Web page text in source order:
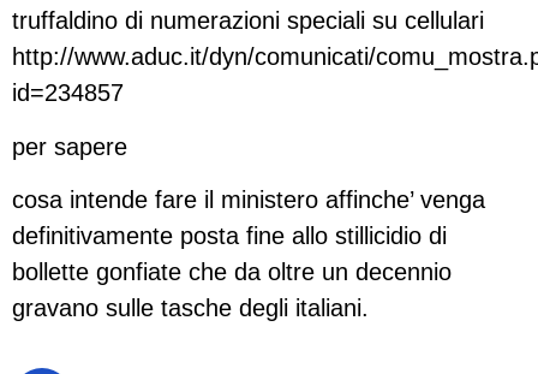
truffaldino di numerazioni speciali su cellulari
http://www.aduc.it/dyn/comunicati/
id=234857
per sapere
cosa intende fare il ministero affinche’ venga
definitivamente posta fine allo stillicidio di
bollette gonfiate che da oltre un decennio
gravano sulle tasche degli italiani.